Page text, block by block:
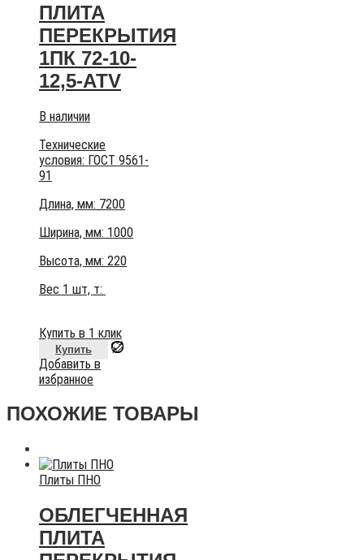
ПЛИТА
ПЕРЕКРЫТИЯ
1ПК 72-10-
12,5-АТV
В наличии
Технические
условия: ГОСТ 9561-
91
Длина, мм: 7200
Ширина, мм: 1000
Высота, мм: 220
Вес 1 шт, т:
Купить в 1 клик
Купить
Добавить в
избранное
ПОХОЖИЕ ТОВАРЫ
Плиты ПНО
ОБЛЕГЧЕННАЯ
ПЛИТА